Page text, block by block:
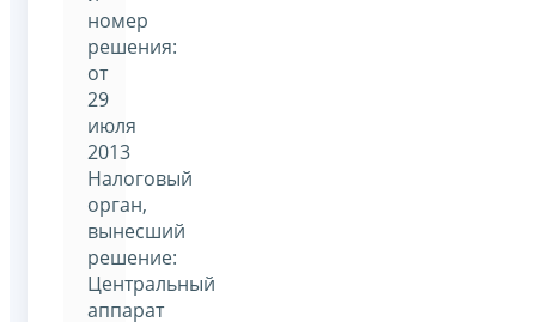
номер
решения:
от
29
июля
2013
Налоговый
орган,
вынесший
решение:
Центральный
аппарат